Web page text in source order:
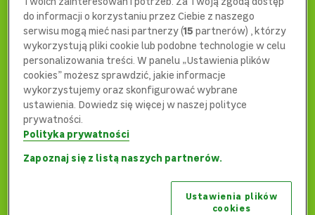
404
Ups... Coś poszło nie tak...
Czy możemy wrócić na stronę główną?
do informacji o korzystaniu przez Ciebie z naszego
serwisu mogą mieć nasi partnerzy (15 partnerów) , którzy
wykorzystują pliki cookie lub podobne technologie w celu
personalizowania treści. W panelu „Ustawienia plików
cookies” możesz sprawdzić, jakie informacje
wykorzystujemy oraz skonfigurować wybrane
ustawienia. Dowiedz się więcej w naszej polityce
prywatności.
Polityka prywatności
Zapoznaj się z listą naszych partnerów.
Ustawienia plików
cookies